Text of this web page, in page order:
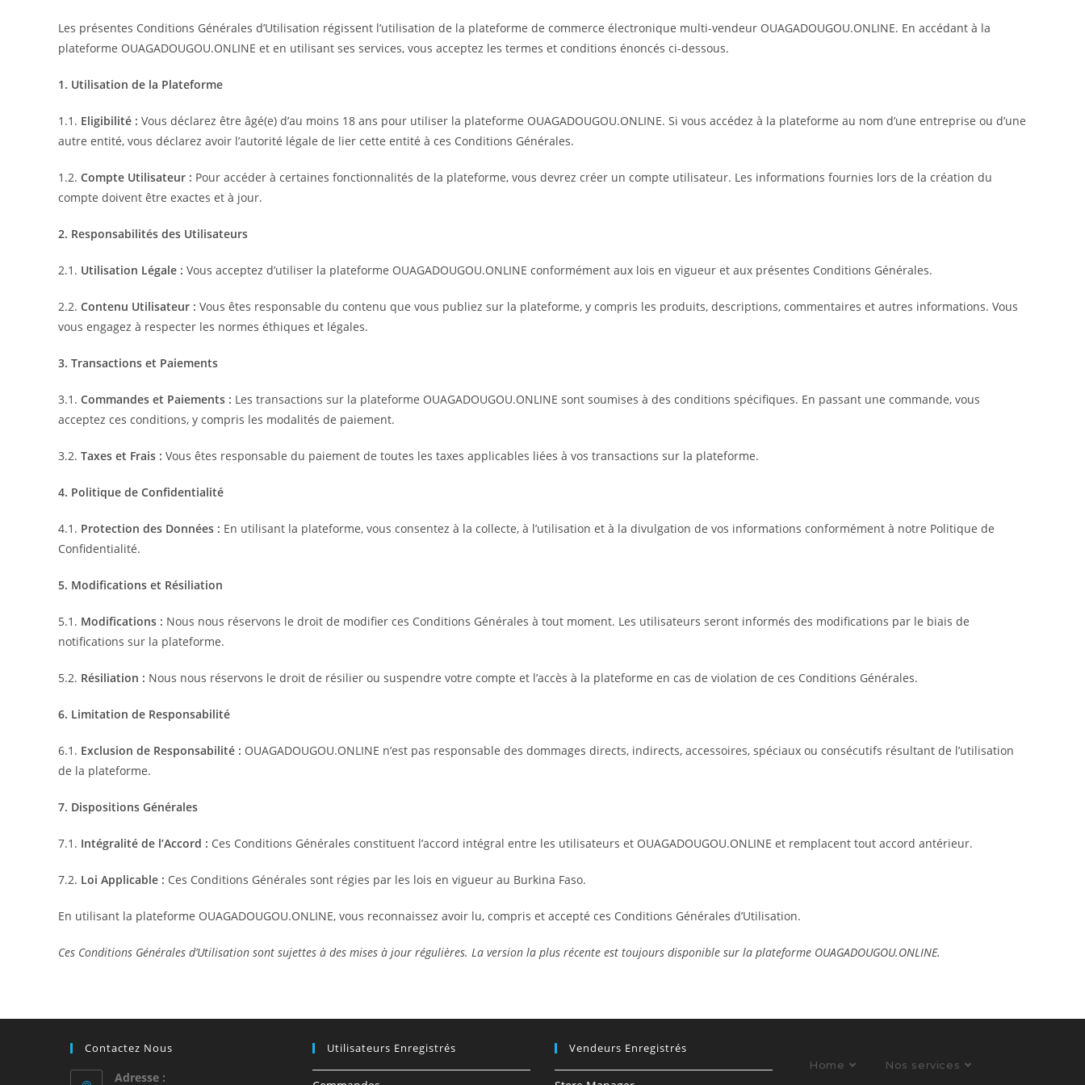
Les présentes Conditions Générales d’Utilisation régissent l’utilisation de la plateforme de commerce électronique multi-vendeur OUAGADOUGOU.ONLINE. En accédant à la
plateforme OUAGADOUGOU.ONLINE et en utilisant ses services, vous acceptez les termes et conditions énoncés ci-dessous.
1. Utilisation de la Plateforme
1.1. Eligibilité : Vous déclarez être âgé(e) d’au moins 18 ans pour utiliser la plateforme OUAGADOUGOU.ONLINE. Si vous accédez à la plateforme au nom d’une entreprise ou d’une
autre entité, vous déclarez avoir l’autorité légale de lier cette entité à ces Conditions Générales.
1.2. Compte Utilisateur : Pour accéder à certaines fonctionnalités de la plateforme, vous devrez créer un compte utilisateur. Les informations fournies lors de la création du
compte doivent être exactes et à jour.
2. Responsabilités des Utilisateurs
2.1. Utilisation Légale : Vous acceptez d’utiliser la plateforme OUAGADOUGOU.ONLINE conformément aux lois en vigueur et aux présentes Conditions Générales.
2.2. Contenu Utilisateur : Vous êtes responsable du contenu que vous publiez sur la plateforme, y compris les produits, descriptions, commentaires et autres informations. Vous
vous engagez à respecter les normes éthiques et légales.
3. Transactions et Paiements
3.1. Commandes et Paiements : Les transactions sur la plateforme OUAGADOUGOU.ONLINE sont soumises à des conditions spécifiques. En passant une commande, vous
acceptez ces conditions, y compris les modalités de paiement.
3.2. Taxes et Frais : Vous êtes responsable du paiement de toutes les taxes applicables liées à vos transactions sur la plateforme.
4. Politique de Confidentialité
4.1. Protection des Données : En utilisant la plateforme, vous consentez à la collecte, à l’utilisation et à la divulgation de vos informations conformément à notre Politique de
Confidentialité.
5. Modifications et Résiliation
5.1. Modifications : Nous nous réservons le droit de modifier ces Conditions Générales à tout moment. Les utilisateurs seront informés des modifications par le biais de
notifications sur la plateforme.
5.2. Résiliation : Nous nous réservons le droit de résilier ou suspendre votre compte et l’accès à la plateforme en cas de violation de ces Conditions Générales.
6. Limitation de Responsabilité
6.1. Exclusion de Responsabilité : OUAGADOUGOU.ONLINE n’est pas responsable des dommages directs, indirects, accessoires, spéciaux ou consécutifs résultant de l’utilisation
de la plateforme.
7. Dispositions Générales
7.1. Intégralité de l’Accord : Ces Conditions Générales constituent l’accord intégral entre les utilisateurs et OUAGADOUGOU.ONLINE et remplacent tout accord antérieur.
7.2. Loi Applicable : Ces Conditions Générales sont régies par les lois en vigueur au Burkina Faso.
En utilisant la plateforme OUAGADOUGOU.ONLINE, vous reconnaissez avoir lu, compris et accepté ces Conditions Générales d’Utilisation.
Ces Conditions Générales d’Utilisation sont sujettes à des mises à jour régulières. La version la plus récente est toujours disponible sur la plateforme OUAGADOUGOU.ONLINE.
Contactez Nous
Adresse :
Utilisateurs Enregistrés Vendeurs Enregistrés
Home Nos services